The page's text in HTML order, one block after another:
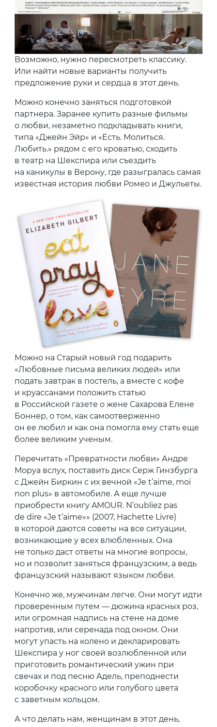
Возможно, нужно пересмотреть классику.
Или найти новые варианты получить
предложение руки и сердца в этот день.
Можно конечно заняться подготовкой
партнера. Заранее купить разные фильмы
о любви, незаметно подкладывать книги,
типа «Джейн Эйр» и «Есть. Молиться.
Любить.» рядом с его кроватью, сходить
в театр на Шекспира или съездить
на каникулы в Верону, где разыгралась самая
известная история любви Ромео и Джульеты.
Можно на Старый новый год подарить
«Любовные письма великих людей» или
подать завтрак в постель, а вместе с кофе
и круассанами положить статью
в Российской газете о жене Сахарова Елене
Боннер, о том, как самоотверженно
он ее любил и как она помогла ему стать еще
более великим ученым.
Перечитать «Превратности любви» Андре
Моруа вслух, поставить диск Серж Гинзбурга
с Джейн Биркин с их вечной «Je t’aime, moi
non plus» в автомобиле. А еще лучше
приобрести книгу AMOUR. N’oubliez pas
de dire «Je t’aime»» (2007, Hachette Livre)
в которой даются советы на все ситуации,
возникающие у всех влюбленных. Она
не только даст ответы на многие вопросы,
но и позволит заняться французским, а ведь
французский называют языком любви.
Конечно же, мужчинам легче. Они могут идти
проверенным путем — дюжина красных роз,
или огромная надпись на стене на доме
напротив, или серенада под окном. Они
могут упасть на колено и декларировать
Шекспира у ног своей возлюбленной или
приготовить романтический ужин при
свечах и под песню Адель, преподнести
коробочку красного или голубого цвета
с заветным кольцом.
А что делать нам, женщинам в этот день,